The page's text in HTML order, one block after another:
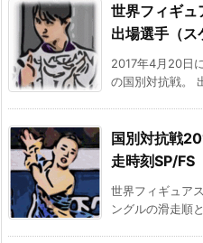
世界フィギ
出場選手（ス
2017年4月20日
の国別対抗戦。
国別対抗戦
走時刻SP/FS
世界フィギュア
ングルの滑走順